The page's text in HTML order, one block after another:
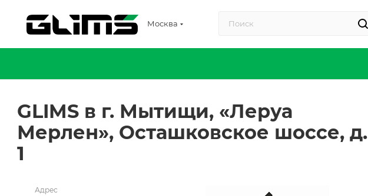
Москва
GLIMS в г. Мытищи, «Леруа
Мерлен», Осташковское шоссе, д.
1
Адрес